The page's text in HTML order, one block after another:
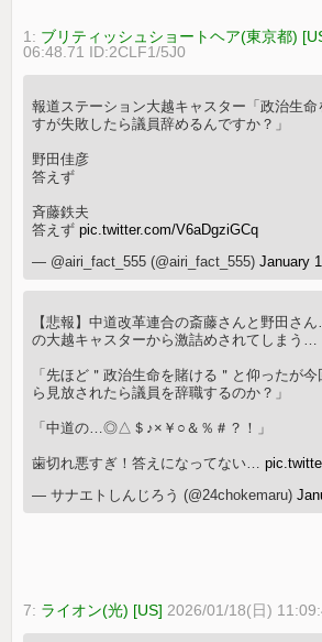
1: ブリティッシュショートヘア(東京都)
06:48.71 ID:2CLF1/5J0
報道ステーション大越キャスター「政治生命
すが失敗したら議員辞めるんですか？」
野田佳彦
答えず
斉藤鉄夫
答えずpic.twitter.com/V6aDgziGCq
— @airi_fact_555 (@airi_fact_555)January
【悲報】中道改革連合の斎藤さんと野田さ
の大越キャスターから激詰めされてしまう…
「先ほど＂政治生命を賭ける＂と仰ったが
ら見放されたら議員を辞職するのか？」
「中道の…◎△＄♪×￥○＆％＃？！」
歯切れ悪すぎ！答えになってない…
— サナエトしんじろう (@24chokemaru)
7: ライオン(光) [US] 2026/01/18(日)